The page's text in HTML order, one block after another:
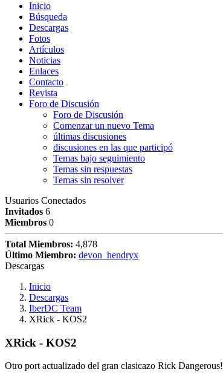
Inicio
Búsqueda
Descargas
Fotos
Artículos
Noticias
Enlaces
Contacto
Revista
Foro de Discusión
Foro de Discusión
Comenzar un nuevo Tema
últimas discusiones
discusiones en las que participó
Temas bajo seguimiento
Temas sin respuestas
Temas sin resolver
Usuarios Conectados
Invitados 6
Miembros 0
Total Miembros: 4,878
Último Miembro: devon_hendryx
Descargas
Inicio
Descargas
IberDC Team
XRick - KOS2
XRick - KOS2
Otro port actualizado del gran clasicazo Rick Dangerous!